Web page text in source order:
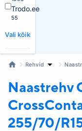
Trodo.ee
55
Vali kõik
Rehvid
Naastrehv
255/70/